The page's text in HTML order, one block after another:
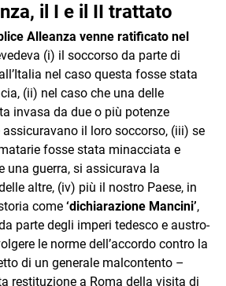
il I e il II trattato
Alleanza venne ratificato nel
(i) il soccorso da parte di
nel caso questa fosse stata
(ii) nel caso che una delle
invasa da due o più potenze
assicuravano il loro soccorso, (iii) se
fosse stata minacciata e
una guerra, si assicurava la
altre, (iv) più il nostro Paese, in
come ‘dichiarazione Mancini’,
parte degli imperi tedesco e austro-
le norme dell’accordo contro la
di un generale malcontento –
restituzione a Roma della visita di